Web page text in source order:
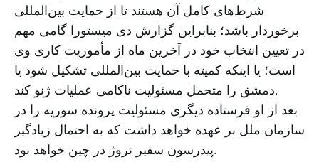
شرط‌های کامل آن هستند تا از حمایت بین‌المللی
برخوردار باشد؛ بنابراین گزارش دی میستورا گامی مهم
در تعیین انتخاب خود در آخرین ماه از مأموریت کاری وی
است؛ یا اینکه کمیته با حمایت بین‌المللی تشکیل شود یا
دمشق را متحمل مسئولیت ناکامی عملیات ژنو کند.
بعد از او فرستاده دیگری مسئولیت پرونده سوریه را در
سازمان ملل بر عهده خواهد داشت که به احتمال زیادگیر
پیدرسون سفیر نروژ در چین خواهد بود.